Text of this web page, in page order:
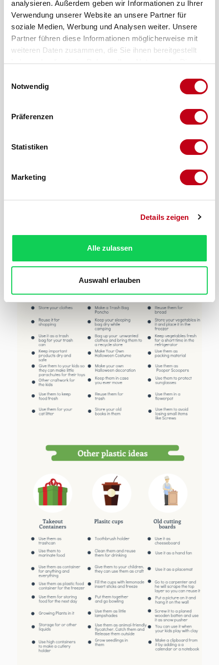
analysieren. Außerdem geben wir Informationen zu Ihrer
Verwendung unserer Website an unsere Partner für
soziale Medien, Werbung und Analysen weiter. Unsere
Partner führen diese Informationen möglicherweise mit
weiteren Daten zusammen, die Sie ihnen bereitgestellt
haben oder die sie im Rahmen Ihrer Nutzung der Dienste
Notwendig
Präferenzen
Statistiken
Marketing
Details zeigen
Alle zulassen
Auswahl erlauben